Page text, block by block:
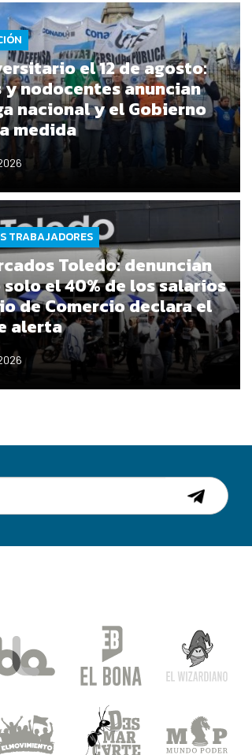
el 12 de agosto:
nodocentes anuncian
nacional y el Gobierno
medida
TRABAJADORES
Toledo: denuncian
el 40% de los salarios
de Comercio declara el
alerta